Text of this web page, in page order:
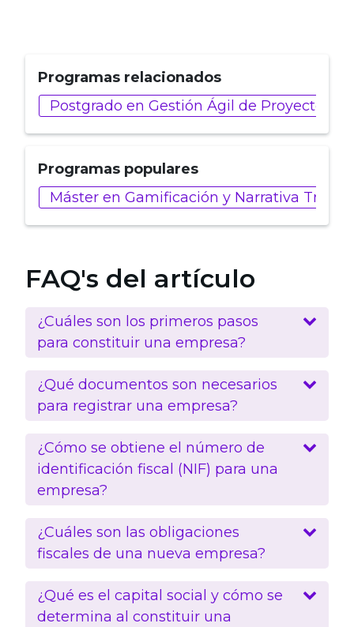
Programas relacionados
Postgrado en Gestión Ágil de Proyectos
Programas populares
Máster en Gamificación y Narrativa
FAQ's del artículo
¿Cuáles son los primeros pasos
para constituir una empresa?
¿Qué documentos son necesarios
para registrar una empresa?
¿Cómo se obtiene el número de
identificación fiscal (NIF) para una
empresa?
¿Cuáles son las obligaciones
fiscales de una nueva empresa?
¿Qué es el capital social y cómo se
determina al constituir una